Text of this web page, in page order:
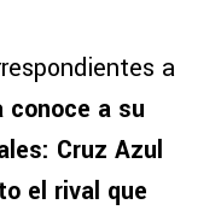
a
conoce a su
Cruz Azul
el rival que